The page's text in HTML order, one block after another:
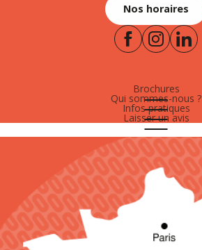
Nos horaires
Brochures
Qui sommes-nous ?
Infos pratiques
Laisser un avis